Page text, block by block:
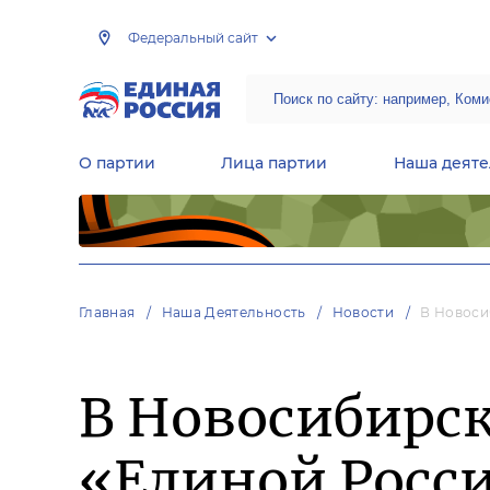
Федеральный сайт
О партии Лица партии Наша
Главная Наша Деятельность Новости В
В